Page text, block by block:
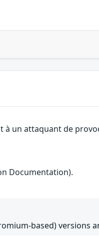
un attaquant de
Documentation).
based) versions